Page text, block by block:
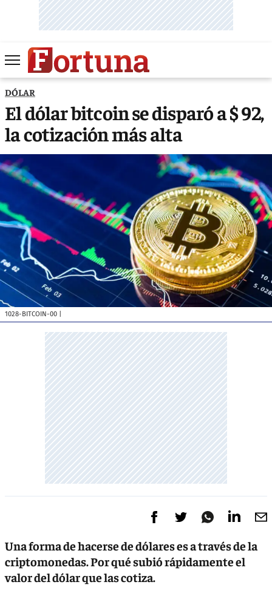
DÓLAR
El dólar bitcoin se disparó a $ 92,
la cotización más alta
1028-BITCOIN-00
Una forma de hacerse de dólares es a través de la
criptomonedas. Por qué subió rápidamente el
valor del dólar que las cotiza.